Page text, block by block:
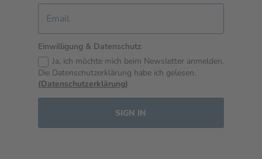
Einwilligung & Datenschutz
Ja, ich möchte mich beim Newsletter anmelden.
Die Datenschutzerklärung habe ich gelesen.
(Datenschutzerklärung)
SIGN IN